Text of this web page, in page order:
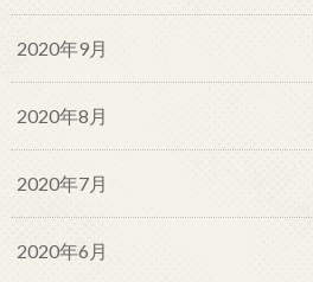
2020年9月
2020年8月
2020年7月
2020年6月